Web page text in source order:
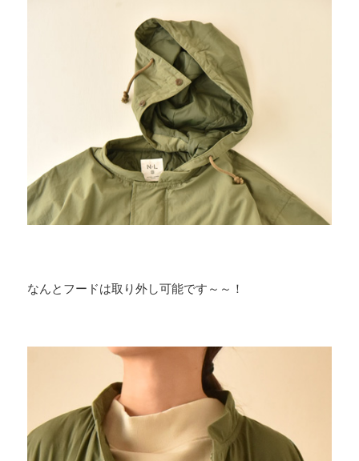
なんとフードは取り外し可能です～～！